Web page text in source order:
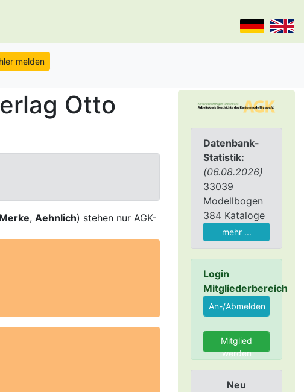
Datenbank-
Statistik:
(06.08.2026)
33039
Modellbogen
384 Kataloge
mehr ...
Login
Mitgliederbereich
Mitglied
werden
Neu
Otto
Merke, Aehnlich) stehen nur AGK-